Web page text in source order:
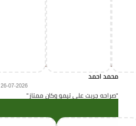
محمد احمد
26-07-2026
"صراحه جربت على تيمو وكان ممتاز"